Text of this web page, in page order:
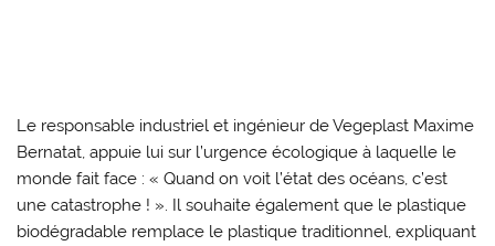
Le responsable industriel et ingénieur de Vegeplast Maxime
Bernatat, appuie lui sur l’urgence écologique à laquelle le
monde fait face : « Quand on voit l’état des océans, c’est
une catastrophe ! ». Il souhaite également que le plastique
biodégradable remplace le plastique traditionnel, expliquant